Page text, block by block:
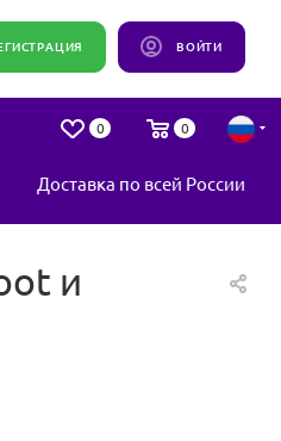
ВОЙТИ
0 0
Доставка по всей России
и